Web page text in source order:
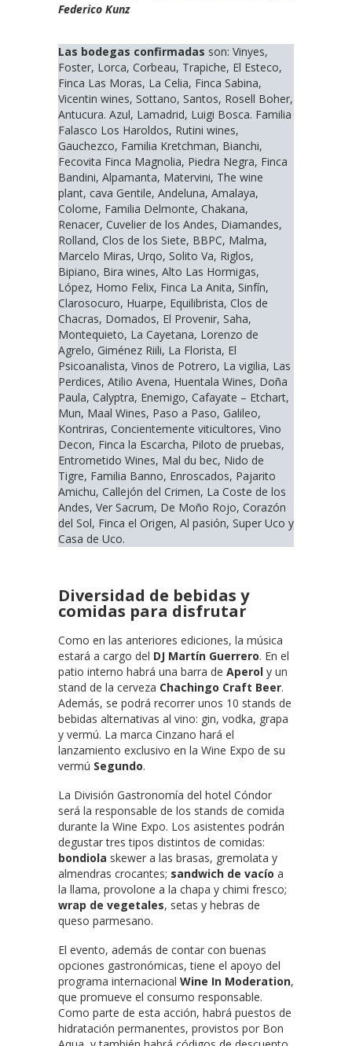
Federico Kunz
Las bodegas confirmadas son: Vinyes,
Foster, Lorca, Corbeau, Trapiche, El Esteco,
Finca Las Moras, La Celia, Finca Sabina,
Vicentin wines, Sottano, Santos, Rosell Boher,
Antucura. Azul, Lamadrid, Luigi Bosca. Familia
Falasco Los Haroldos, Rutini wines,
Gauchezco, Familia Kretchman, Bianchi,
Fecovita Finca Magnolia, Piedra Negra, Finca
Bandini, Alpamanta, Matervini, The wine
plant, cava Gentile, Andeluna, Amalaya,
Colome, Familia Delmonte, Chakana,
Renacer, Cuvelier de los Andes, Diamandes,
Rolland, Clos de los Siete, BBPC, Malma,
Marcelo Miras, Urqo, Solito Va, Riglos,
Bipiano, Bira wines, Alto Las Hormigas,
López, Homo Felix, Finca La Anita, Sinfín,
Clarosocuro, Huarpe, Equilibrista, Clos de
Chacras, Domados, El Provenir, Saha,
Montequieto, La Cayetana, Lorenzo de
Agrelo, Giménez Riili, La Florista, El
Psicoanalista, Vinos de Potrero, La vigilia, Las
Perdices, Atilio Avena, Huentala Wines, Doña
Paula, Calyptra, Enemigo, Cafayate – Etchart,
Mun, Maal Wines, Paso a Paso, Galileo,
Kontriras, Concientemente viticultores, Vino
Decon, Finca la Escarcha, Piloto de pruebas,
Entrometido Wines, Mal du bec, Nido de
Tigre, Familia Banno, Enroscados, Pajarito
Amichu, Callejón del Crimen, La Coste de los
Andes, Ver Sacrum, De Moño Rojo, Corazón
del Sol, Finca el Origen, Al pasión, Super Uco y
Casa de Uco.
Diversidad de bebidas y
comidas para disfrutar
Como en las anteriores ediciones, la música
estará a cargo del DJ Martín Guerrero. En el
patio interno habrá una barra de Aperol y un
stand de la cerveza Chachingo Craft Beer.
Además, se podrá recorrer unos 10 stands de
bebidas alternativas al vino: gin, vodka, grapa
y vermú. La marca Cinzano hará el
lanzamiento exclusivo en la Wine Expo de su
vermú Segundo.
La División Gastronomía del hotel Cóndor
será la responsable de los stands de comida
durante la Wine Expo. Los asistentes podrán
degustar tres tipos distintos de comidas:
bondiola skewer a las brasas, gremolata y
almendras crocantes; sandwich de vacío a
la llama, provolone a la chapa y chimi fresco;
wrap de vegetales, setas y hebras de
queso parmesano.
El evento, además de contar con buenas
opciones gastronómicas, tiene el apoyo del
programa internacional Wine In Moderation,
que promueve el consumo responsable.
Como parte de esta acción, habrá puestos de
hidratación permanentes, provistos por Bon